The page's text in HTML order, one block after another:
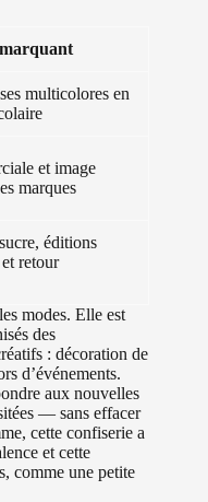
multicolores en
et image
marques
éditions
retour
modes. Elle est
des
: décoration de
d’événements.
aux nouvelles
— sans effacer
cette confiserie a
et cette
comme une petite